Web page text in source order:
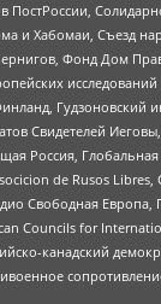
и Хабомаи, Съезд
Фонд Дом
Гудзоновский
Свидетелей
Россия,
de Rusos
Свободная
Councils for
канадский